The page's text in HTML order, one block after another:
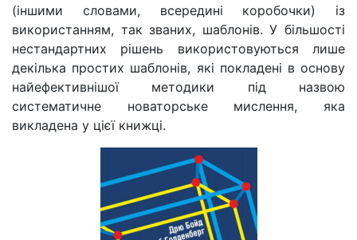
(іншими словами, всередині коробочки) із
використанням, так званих, шаблонів. У більшості
нестандартних рішень використовуються лише
декілька простих шаблонів, які покладені в основу
найефективнішої методики під назвою
систематичне новаторське мислення, яка
викладена у цієї книжці.